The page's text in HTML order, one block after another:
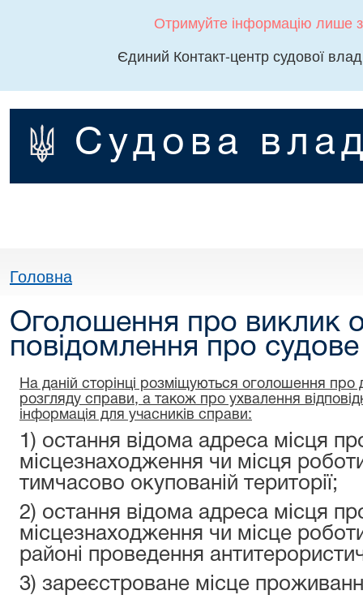
Отримуйте інформацію лише
Єдиний Контакт-центр судової
Судова
Головна
Оголошення про виклик
повідомлення про
На даній сторінці розміщуються оголошення про
розгляду справи, а також про ухвалення
інформація для учасників справи:
1) остання відома адреса місця
місцезнаходження чи місця
тимчасово окупованій території;
2) остання відома адреса місця
місцезнаходження чи місце
районі проведення
3) зареєстроване місце